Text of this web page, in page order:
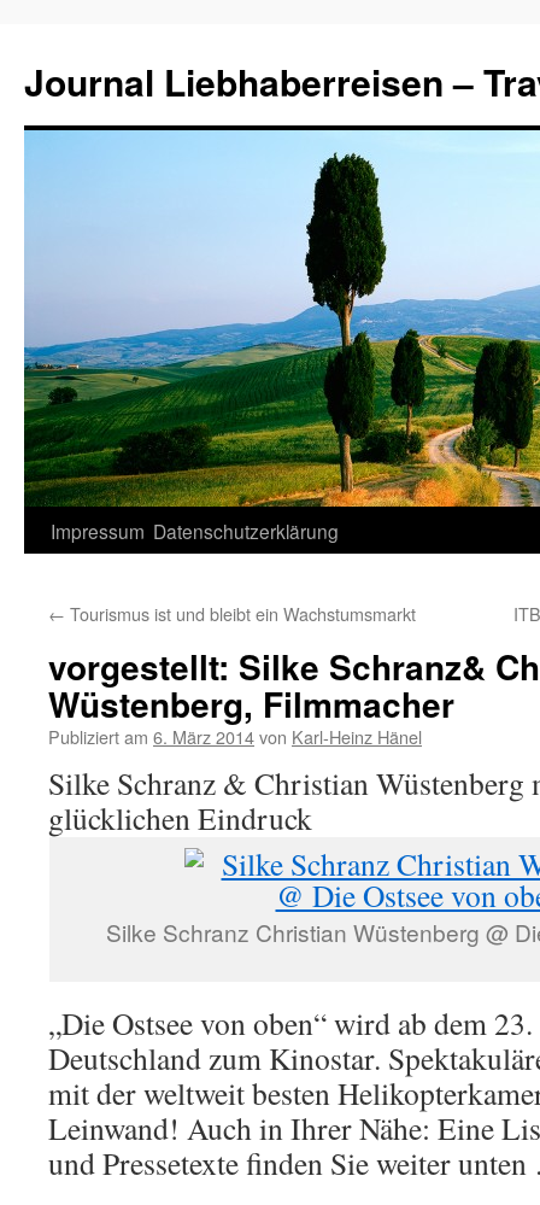
Journal Liebhaberreisen –
Zum
springen
Impressum Datenschutzerklärung
← Tourismus ist und bleibt ein Wachstumsmarkt
vorgestellt: Silke Schranz&
Wüstenberg, Filmmacher
Publiziert am 6. März 2014von Karl-Heinz Hänel
Silke Schranz & Christian Wüstenberg
glücklichen Eindruck
Silke Schranz Christian Wüstenberg @
„Die Ostsee von oben“ wird ab dem
Deutschland zum Kinostar.
mit der weltweit besten
Leinwand! Auch in Ihrer Nähe: Eine
und Pressetexte finden Sie weiter